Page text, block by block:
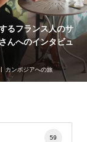
るフランス人のサ
んへのインタビュ
カンボジアへの旅
59